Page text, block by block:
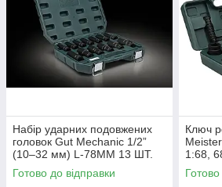
Набір ударних подовжених
головок Gut Mechanic 1/2”
(10–32 мм) L-78MM 13 ШТ.
Німеччина
Готово до відправки
Ключ
1:68,